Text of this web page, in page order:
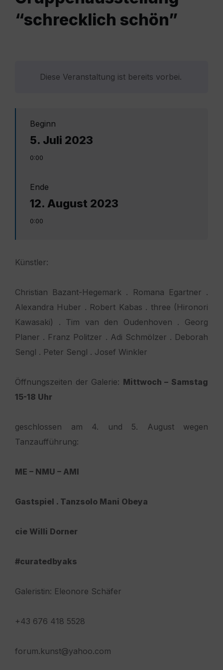
“schrecklich schön”
Diese Veranstaltung ist bereits vorbei.
Beginn
5. Juli 2023
0:00
Ende
12. August 2023
0:00
Künstler:
Christian Bazant-Hegemark . Romana Egartner .
Alexandra Huber . Robert Kabas . three (Hironori
Kawasaki) . Tim van den Oudenhoven . Georg
Planer . Franz Politzer . Adi Schmölzer . Deborah
Sengl . Peter Sengl . Josef Winkler
Öffnungszeiten der Galerie: Mittwoch – Samstag
15-18 Uhr
geschlossen am 4. und 5. August wegen
Tanzaufführung:
ME – NMU – AMI
Gastspiel . Tanzsolo Mani Obeya
cie Willi Dorner
#curatedbyaks
Galeristin: Eleonore Schäfer
+43 676 418 5528
forum.kunst@yahoo.com